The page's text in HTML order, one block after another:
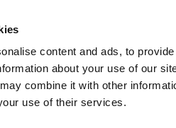
content and ads, to
about your use of our
combine it with other
use of their services.